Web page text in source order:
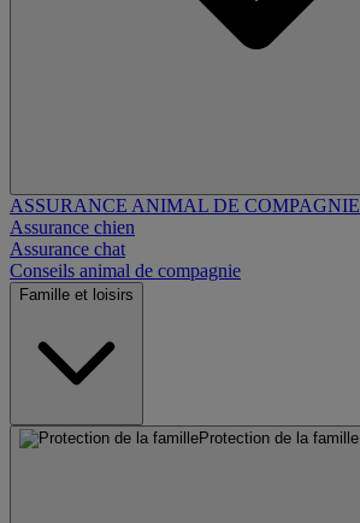
ASSURANCE ANIMAL DE COMPAGNIE
Assurance chien
Assurance chat
Conseils animal de compagnie
Famille et loisirs
Protection de la famille